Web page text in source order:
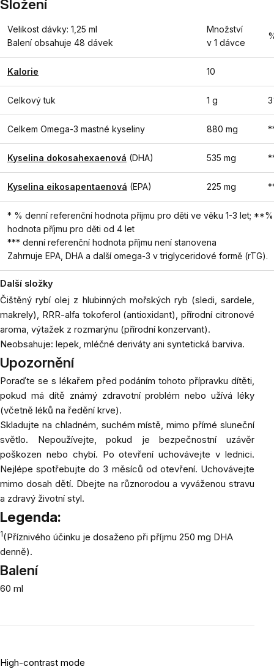
Složení
Velikost dávky: 1,25 ml
Balení obsahuje 48 dávek
Množství
v 1 dávce
Kalorie 10
Celkový tuk 1 g
Celkem Omega-3 mastné kyseliny 880 mg
Kyselina dokosahexaenová (DHA) 535 mg
Kyselina eikosapentaenová (EPA) 225 mg
* % denní referenční hodnota příjmu pro děti ve věku 1-3 let;
hodnota příjmu pro děti od 4 let
*** denní referenční hodnota příjmu není stanovena
Zahrnuje EPA, DHA a další omega-3 v triglyceridové formě (rTG).
Další složky
Čištěný rybí olej z hlubinných mořských ryb (sledi, sardele,
makrely), RRR-alfa tokoferol (antioxidant), přírodní citronové
aroma, výtažek z rozmarýnu (přírodní konzervant).
Neobsahuje: lepek, mléčné deriváty ani syntetická barviva.
Upozornění
Poraďte se s lékařem před podáním tohoto přípravku dítěti,
pokud má dítě známý zdravotní problém nebo užívá léky
(včetně léků na ředění krve).
Skladujte na chladném, suchém místě, mimo přímé sluneční
světlo. Nepoužívejte, pokud je bezpečnostní uzávěr
poškozen nebo chybí. Po otevření uchovávejte v lednici.
Nejlépe spotřebujte do 3 měsíců od otevření. Uchovávejte
mimo dosah dětí. Dbejte na různorodou a vyváženou stravu
a zdravý životní styl.
Legenda:
1(Příznivého účinku je dosaženo při příjmu 250 mg DHA
denně).
Balení
60 ml
High-contrast mode